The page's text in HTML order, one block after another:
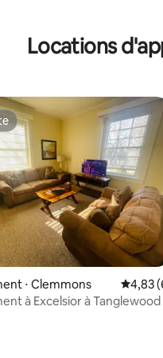
la base de 11 commentaires
Locations
⋅ Clemmons
4,83
à Excelsior à Tanglewood